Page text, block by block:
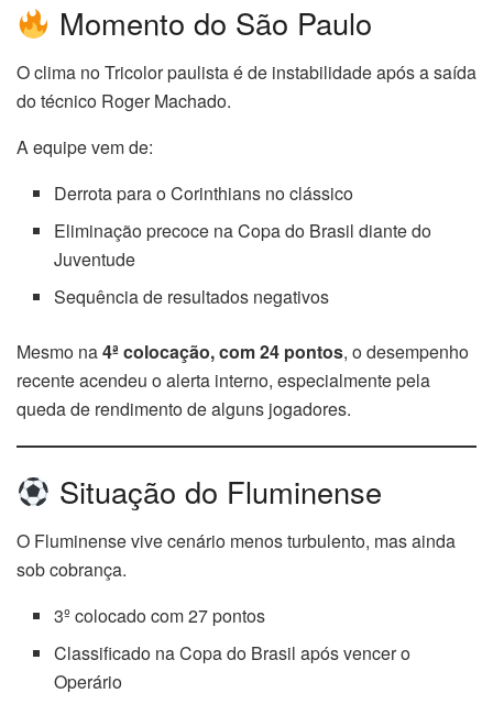
Momento do São Paulo
O clima no Tricolor paulista é de instabilidade após a saída
do técnico Roger Machado.
A equipe vem de:
Derrota para o Corinthians no clássico
Eliminação precoce na Copa do Brasil diante do
Juventude
Sequência de resultados negativos
Mesmo na4ª colocação, com 24 pontos, o desempenho
recente acendeu o alerta interno, especialmente pela
queda de rendimento de alguns jogadores.
Situação do Fluminense
O Fluminense vive cenário menos turbulento, mas ainda
sob cobrança.
3º colocado com 27 pontos
Classificado na Copa do Brasil após vencer o
Operário